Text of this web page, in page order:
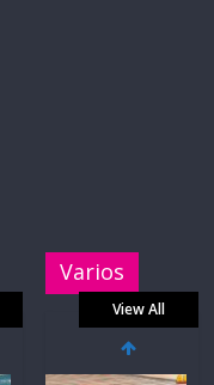
Varios
View All